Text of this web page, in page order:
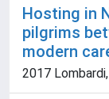
Hosting in
pilgrims
modern
2017